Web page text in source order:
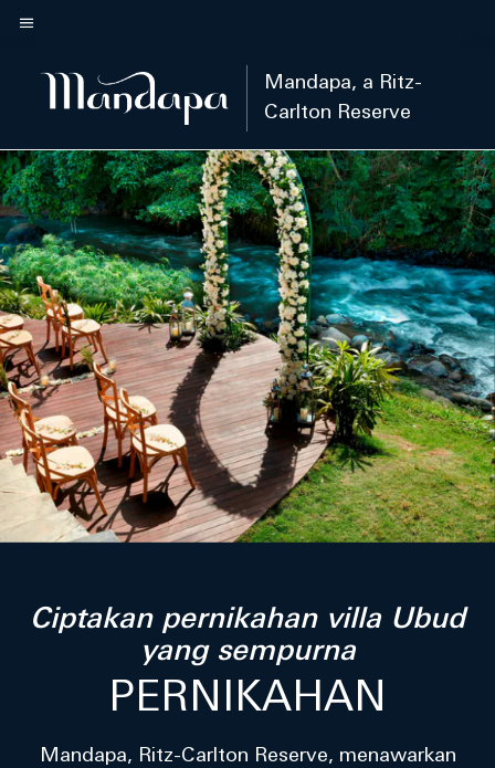
Skip
main
content
Mandapa, a Ritz-
Carlton Reserve
Ciptakan pernikahan villa Ubud
yang sempurna
PERNIKAHAN
Mandapa, Ritz-Carlton Reserve, menawarkan